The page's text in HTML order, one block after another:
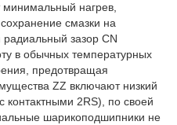
минимальный нагрев,
смазки на
зазор CN
в обычных температурных
предотвращая
ZZ включают низкий
2RS), по своей
шарикоподшипники не